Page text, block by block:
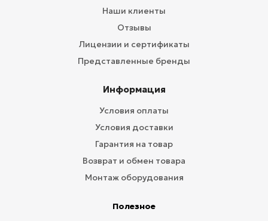
Наши клиенты
Отзывы
Лицензии и сертификаты
Представленные бренды
Информация
Условия оплаты
Условия доставки
Гарантия на товар
Возврат и обмен товара
Монтаж оборудования
Полезное